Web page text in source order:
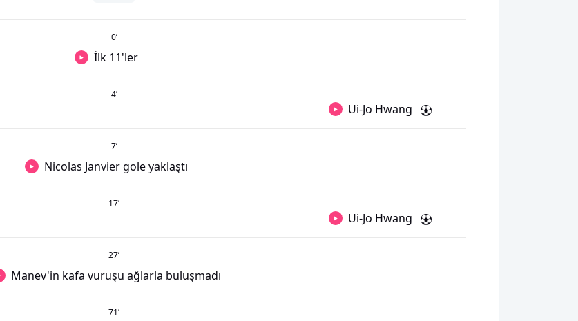
0’
İlk 11'ler
4’
Ui-Jo Hwang
7’
Nicolas Janvier gole yaklaştı
17’
Ui-Jo Hwang
27’
Manev'in kafa vuruşu ağlarla buluşmadı
71’